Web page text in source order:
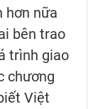
hơn nữa
bên trao
trình giao
chương
Việt